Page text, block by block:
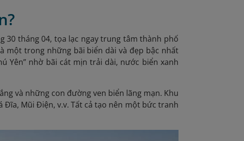
30 tháng 04, tọa lạc ngay trung tâm thành phố
một trong những bãi biển dài và đẹp bậc nhất
Yên” nhờ bãi cát mịn trải dài, nước biển xanh
và những con đường ven biển lãng mạn. Khu
Mũi Điện, v.v. Tất cả tạo nên một bức tranh